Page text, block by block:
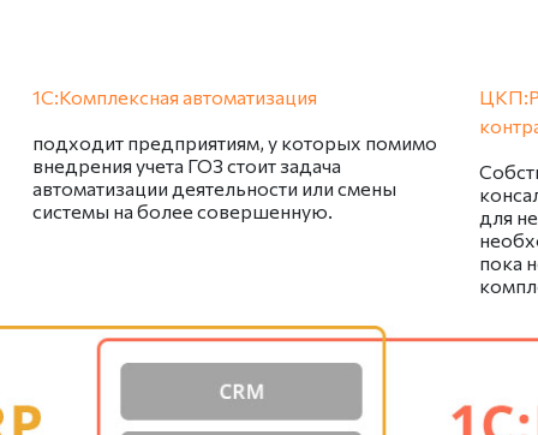
1С:Комплексная автоматизация
подходит предприятиям, у которых помимо
внедрения учета ГОЗ стоит задача
автоматизации деятельности или смены
системы на более совершенную.
для
пока